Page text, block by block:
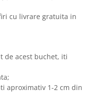
cu livrare gratuita in
de acest buchet, iti
aproximativ 1-2 cm din